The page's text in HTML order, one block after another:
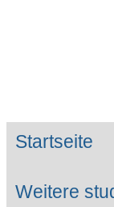
Website
Suche…
Sektionen
Startseite
Weitere